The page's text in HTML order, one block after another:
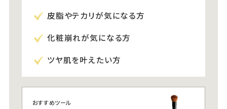
皮脂やテカリが気になる方
化粧崩れが気になる方
ツヤ肌を叶えたい方
おすすめツール